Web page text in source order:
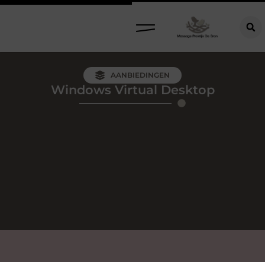
AANBIEDINGEN
Windows Virtual Desktop